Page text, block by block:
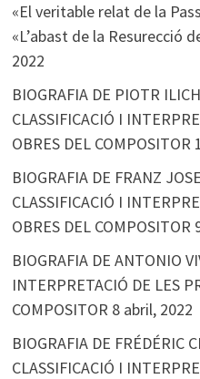
«El veritable relat de la
«L’abast de la Resurecció
2022
BIOGRAFIA DE PIOTR
CLASSIFICACIÓ I
OBRES DEL COMPOSITOR
BIOGRAFIA DE FRANZ
CLASSIFICACIÓ I
OBRES DEL COMPOSITOR
BIOGRAFIA DE ANTONIO
INTERPRETACIÓ DE LES
COMPOSITOR 8 abril, 2022
BIOGRAFIA DE FRÉDÉRIC
CLASSIFICACIÓ I